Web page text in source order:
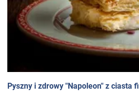
Pyszny i zdrowy "Napoleon" z